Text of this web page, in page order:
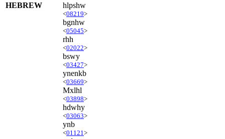
HEBREW hlpshw
<08219>
bgnhw
<05045>
rhh
<02022>
bswy
<03427>
ynenkb
<03669>
Mxlhl
<03898>
hdwhy
<03063>
ynb
<01121 >